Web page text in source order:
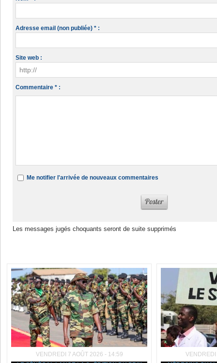
Adresse email (non publiée) * :
Site web :
Commentaire * :
Me notifier l'arrivée de nouveaux commentaires
Les messages jugés choquants seront de suite supprimés
VENDREDI 7 AOÛT 2026 - 14:59